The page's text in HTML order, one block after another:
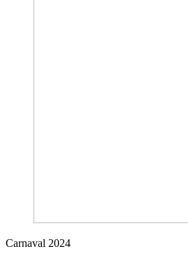
Carnaval 2024